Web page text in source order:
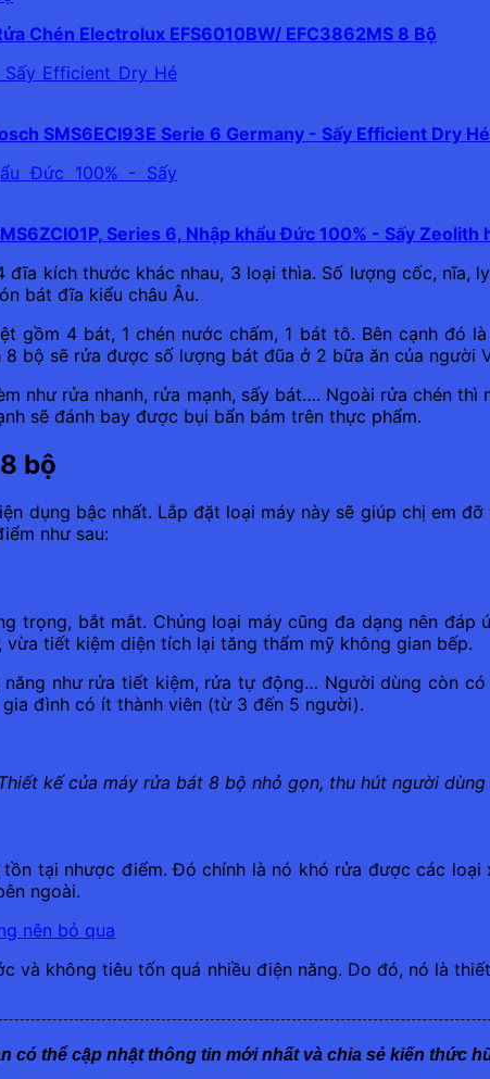
Chén Electrolux EFS6010BW/ EFC3862MS 8 Bộ
SMS6ECI93E Serie 6 Germany - Sấy Efficient Dry
Series 6, Nhập khẩu Đức 100% - Sấy Zeolith
kích thước khác nhau, 3 loại thìa. Số lượng cốc, nĩa,
bát đĩa kiểu châu Âu.
gồm 4 bát, 1 chén nước chấm, 1 bát tô. Bên cạnh đó
bộ sẽ rửa được số lượng bát đũa ở 2 bữa ăn của người
như rửa nhanh, rửa mạnh, sấy bát…. Ngoài rửa chén
sẽ đánh bay được bụi bẩn bám trên thực phẩm.
bộ
dụng bậc nhất. Lắp đặt loại máy này sẽ giúp chị em
như sau:
trọng, bắt mắt. Chủng loại máy cũng đa dạng nên đáp
tiết kiệm diện tích lại tăng thẩm mỹ không gian bếp.
như rửa tiết kiệm, rửa tự động… Người dùng còn
đình có ít thành viên (từ 3 đến 5 người).
kế của máy rửa bát 8 bộ nhỏ gọn, thu hút người dùng
tại nhược điểm. Đó chính là nó khó rửa được các
ngoài.
nên bỏ qua
và không tiêu tốn quá nhiều điện năng. Do đó, nó là
có thể cập nhật thông tin mới nhất và chia sẻ kiến thức